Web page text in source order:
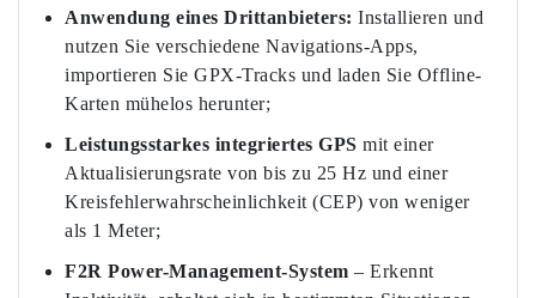
Anwendung eines Drittanbieters: Installieren und
nutzen Sie verschiedene Navigations-Apps,
importieren Sie GPX-Tracks und laden Sie Offline-
Karten mühelos herunter;
Leistungsstarkes integriertes GPS mit einer
Aktualisierungsrate von bis zu 25 Hz und einer
Kreisfehlerwahrscheinlichkeit (CEP) von weniger
als 1 Meter;
F2R Power-Management-System – Erkennt